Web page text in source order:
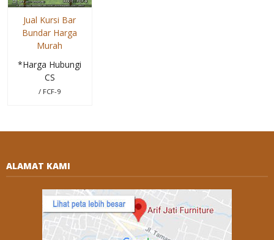
Jual Kursi Bar
Bundar Harga
Murah
*Harga Hubungi
CS
/ FCF-9
ALAMAT KAMI